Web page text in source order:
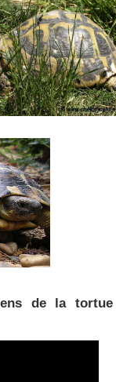
de la tortue